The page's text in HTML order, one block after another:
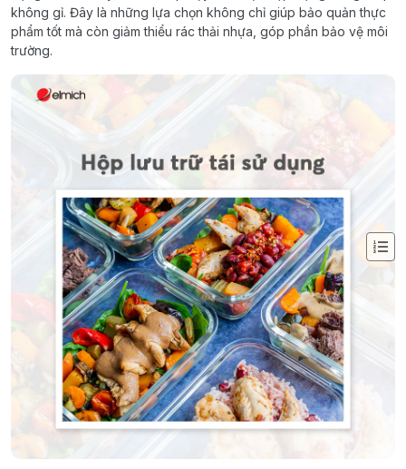
không gỉ. Đây là những lựa chọn không chỉ giúp bảo quản thực
phẩm tốt mà còn giảm thiểu rác thải nhựa, góp phần bảo vệ môi
trường.